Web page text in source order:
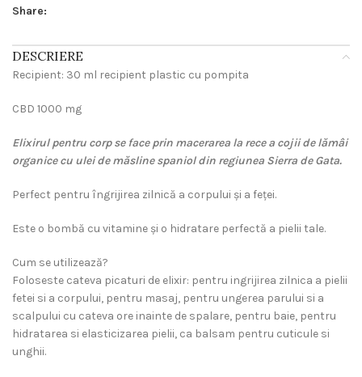
Share:
DESCRIERE
Recipient: 30 ml recipient plastic cu pompita
CBD 1000 mg
Elixirul pentru corp se face prin macerarea la rece a cojii de lămâi
organice cu ulei de măsline spaniol din regiunea Sierra de Gata.
Perfect pentru îngrijirea zilnică a corpului și a feței.
Este o bombă cu vitamine și o hidratare perfectă a pielii tale.
Cum se utilizează?
Foloseste cateva picaturi de elixir: pentru ingrijirea zilnica a pielii
fetei si a corpului, pentru masaj, pentru ungerea parului si a
scalpului cu cateva ore inainte de spalare, pentru baie, pentru
hidratarea si elasticizarea pielii, ca balsam pentru cuticule si
unghii.